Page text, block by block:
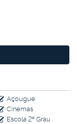
Sul e todo o
e venha
Açougue
Cinemas
Escola 2º Grau